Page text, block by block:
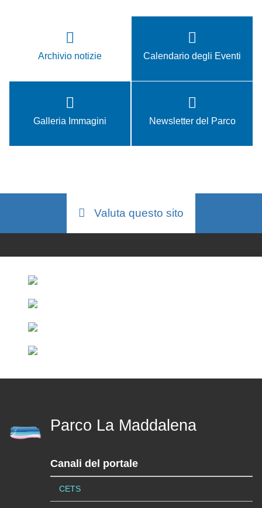
Archivio notizie Calendario degli Eventi
Galleria Immagini Newsletter del Parco
Valuta questo sito
Parco La Maddalena
Canali del portale
CETS